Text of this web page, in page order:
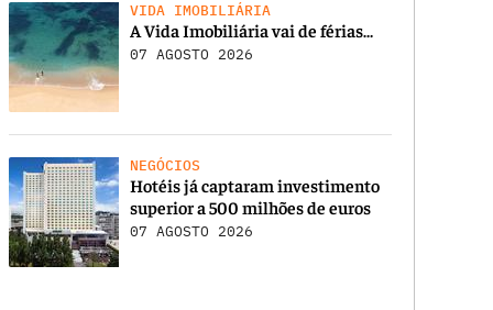
VIDA IMOBILIÁRIA
A Vida Imobiliária vai de férias…
07 AGOSTO 2026
NEGÓCIOS
Hotéis já captaram investimento
superior a 500 milhões de euros
07 AGOSTO 2026